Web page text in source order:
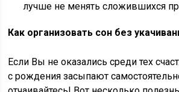
лучше не менять сложившихся
Как организовать сон без
Если Вы не оказались среди тех
с рождения засыпают